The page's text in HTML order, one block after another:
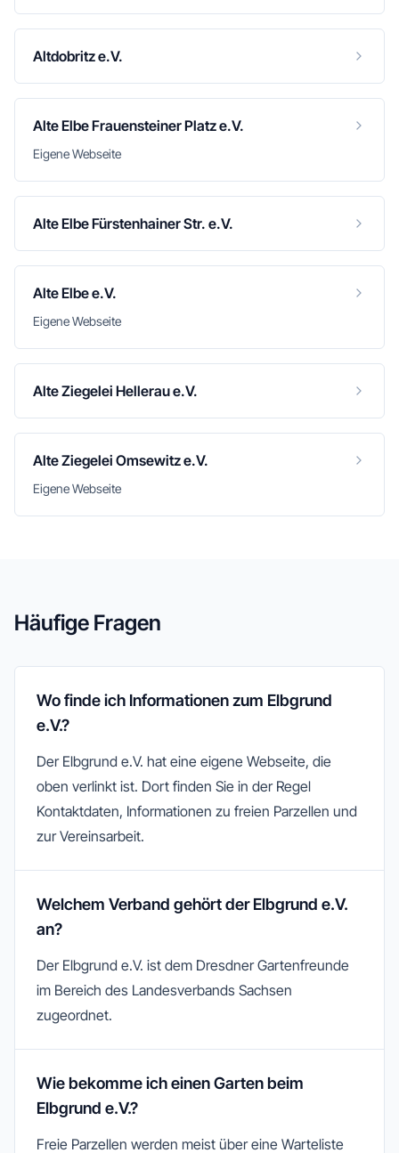
Altdobritz e.V.
Alte Elbe Frauensteiner Platz e.V.
Eigene Webseite
Alte Elbe Fürstenhainer Str. e.V.
Alte Elbe e.V.
Eigene Webseite
Alte Ziegelei Hellerau e.V.
Alte Ziegelei Omsewitz e.V.
Eigene Webseite
Häufige Fragen
Wo finde ich Informationen zum Elbgrund
e.V.?
Der Elbgrund e.V. hat eine eigene Webseite, die
oben verlinkt ist. Dort finden Sie in der Regel
Kontaktdaten, Informationen zu freien Parzellen und
zur Vereinsarbeit.
Welchem Verband gehört der Elbgrund e.V.
an?
Der Elbgrund e.V. ist dem Dresdner Gartenfreunde
im Bereich des Landesverbands Sachsen
zugeordnet.
Wie bekomme ich einen Garten beim
Elbgrund e.V.?
Freie Parzellen werden meist über eine Warteliste